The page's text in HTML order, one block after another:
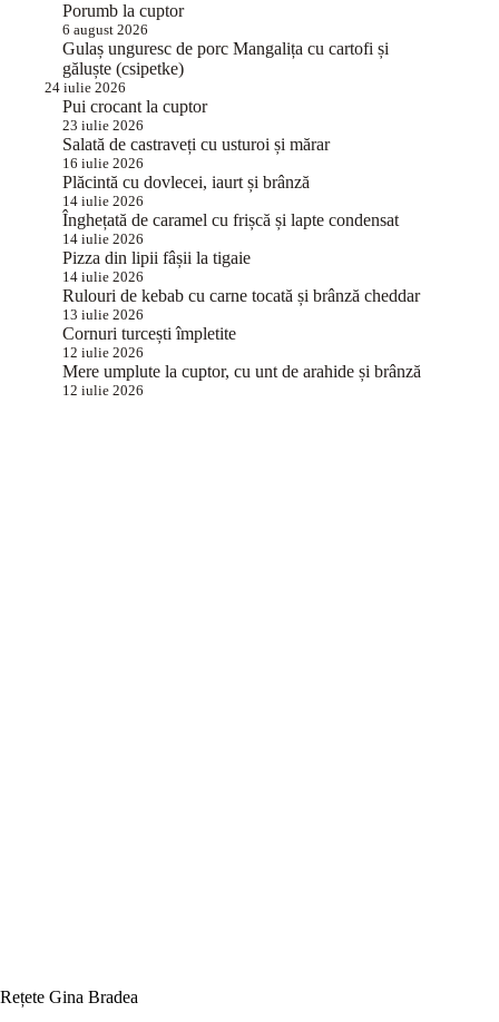
Porumb la cuptor
6 august 2026
Gulaș unguresc de porc Mangalița cu cartofi și
găluște (csipetke)
24 iulie 2026
Pui crocant la cuptor
23 iulie 2026
Salată de castraveți cu usturoi și mărar
16 iulie 2026
Plăcintă cu dovlecei, iaurt și brânză
14 iulie 2026
Înghețată de caramel cu frișcă și lapte condensat
14 iulie 2026
Pizza din lipii fâșii la tigaie
14 iulie 2026
Rulouri de kebab cu carne tocată și brânză cheddar
13 iulie 2026
Cornuri turcești împletite
12 iulie 2026
Mere umplute la cuptor, cu unt de arahide și brânză
12 iulie 2026
Rețete Gina Bradea